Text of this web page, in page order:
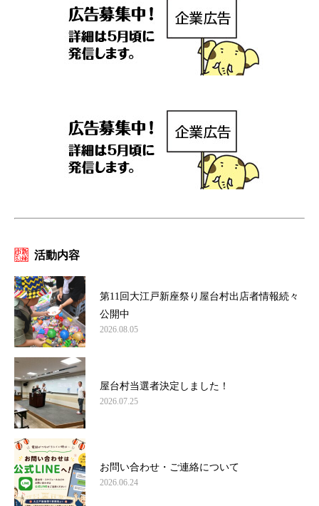
活動内容
第11回大江戸新座祭り屋台村出店者情報続々
公開中
2026.08.05
屋台村当選者決定しました！
2026.07.25
お問い合わせ・ご連絡について
2026.06.24